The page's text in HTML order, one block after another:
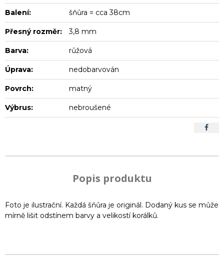
Balení: šňůra = cca 38cm
Přesný rozměr: 3,8 mm
Barva: růžová
Úprava: nedobarvován
Povrch: matný
Výbrus: nebroušené
Popis produktu
Foto je ilustrační. Každá šňůra je originál. Dodaný kus se může
mírně lišit odstínem barvy a velikostí korálků.